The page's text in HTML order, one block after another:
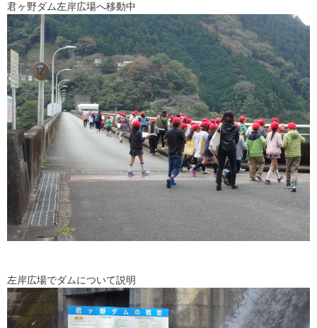
君ヶ野ダム左岸広場へ移動中
左岸広場でダムについて説明